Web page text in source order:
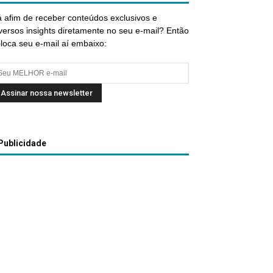
afim de receber conteúdos exclusivos e
insights diretamente no seu e-mail? Então
seu e-mail aí embaixo:
Publicidade